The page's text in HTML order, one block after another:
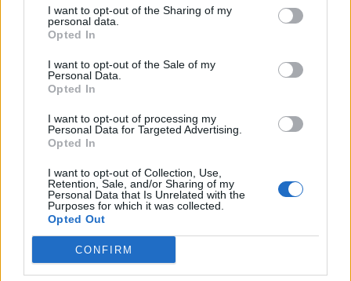
I want to opt-out of the Sharing of my
personal data.
Opted In
I want to opt-out of the Sale of my
Personal Data.
Opted In
I want to opt-out of processing my
Personal Data for Targeted Advertising.
Opted In
I want to opt-out of Collection, Use,
Retention, Sale, and/or Sharing of my
Personal Data that Is Unrelated with the
Purposes for which it was collected.
Opted Out
CONFIRM
drużyny jest od końcówki zeszłego roku. Koreańczyk
miał możliwość dwukrotnie triumfować w Ultralidze,
Miejsce 19-latka ma przejąć Francisco José "Xico" Cruz
reprezentował barwy Rebels Gaming, grając m.in. z
Miłoszem "R4VENEM" Domagalskim. Dwa tygodnie
pewną restrukturyzację i w miejsce 24-letniego
midlanera wszedł były gracz Astralis – Oliver "Dajor"
Ryppa. Ten zdążył zagrać już z drużyną ostatnią kolejkę
LVP Superligi. Wygląda więc na to, że Xico nie będzie
miał zbyt długiej przerwy od gry. Nie wiadomo jeszcze
od kiedy zawodnik RBLS będzie występować pod